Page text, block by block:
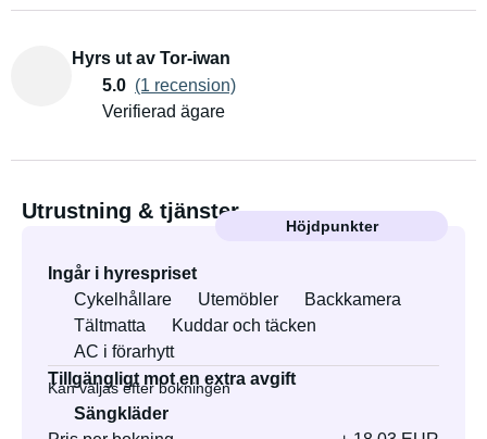
Hyrs ut av Tor-iwan
5.0 (1 recension)
Verifierad ägare
Utrustning & tjänster
Höjdpunkter
Ingår i hyrespriset
Cykelhållare
Utemöbler
Backkamera
Tältmatta
Kuddar och täcken
AC i förarhytt
Tillgängligt mot en extra avgift
Kan väljas efter bokningen
Sängkläder